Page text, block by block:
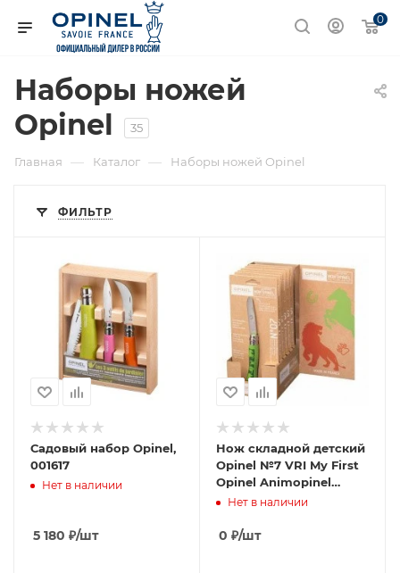
0
Наборы ножей
Opinel
35
Главная — Каталог — Наборы ножей Opinel
ФИЛЬТР
Садовый набор Opinel,
001617
Нет в наличии
5 180 ₽/шт
Нож складной детский
Opinel №7 VRI My First
Opinel Animopinel
Horse (001702)
Нет в наличии
0 ₽/шт